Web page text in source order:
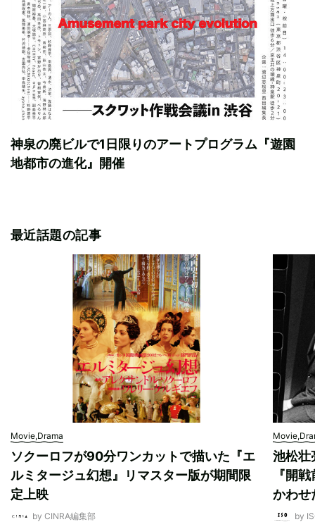
神泉の廃ビルで1日限りのアートプログラム『遊園
地都市の進化』開催
最近話題の記事
Movie,Drama
ソクーロフが90分ワンカットで描いた『エ
ルミタージュ幻想』リマスター版が期間限
定上映
by CINRA編集部
池松壮
『開
かわせ
by